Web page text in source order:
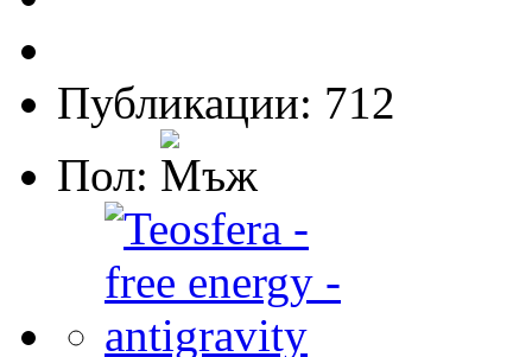
Публикации: 712
Пол: